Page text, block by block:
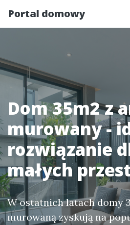
Portal domowy
Dom 35m2 z
murowany -
rozwiązanie
małych
W ostatnich latach domy
murowaną zyskują na